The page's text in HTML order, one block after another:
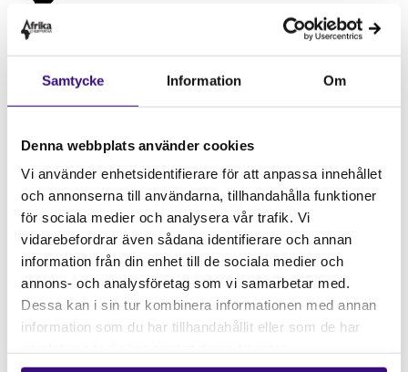
Samtycke Information Om
Denna webbplats använder cookies
Vi använder enhetsidentifierare för att anpassa innehållet
och annonserna till användarna, tillhandahålla funktioner
för sociala medier och analysera vår trafik. Vi
vidarebefordrar även sådana identifierare och annan
information från din enhet till de sociala medier och
annons- och analysföretag som vi samarbetar med.
Dessa kan i sin tur kombinera informationen med annan
information som du har tillhandahållit eller som de har
Hitta snabbt
STÖD OSS
Vårt arbete
Gåvoshop
Kontakta oss
Hitta kontaktperson
Pressrum
Följ oss
Facebook
Instagram